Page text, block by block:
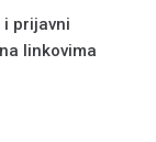
prijavni
linkovima